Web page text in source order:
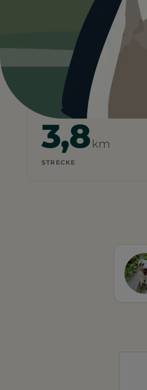
Heute ist
36°C und kein
starten.
Wetterdaten: OpenWeatherMap
3,8 km
STRECKE